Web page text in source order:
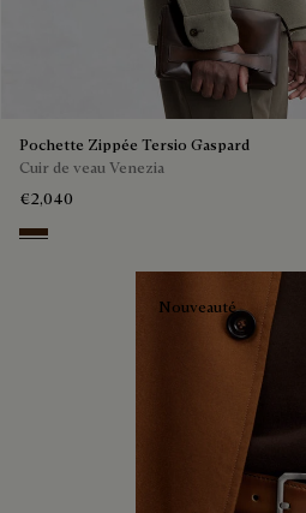
Pochette Zippée Tersio Gaspard
Cuir de veau Venezia
€2,040
Marrone Intenso
Nouveauté